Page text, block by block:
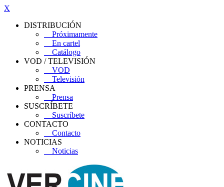
X
DISTRIBUCIÓN
Próximamente
En cartel
Catálogo
VOD / TELEVISIÓN
VOD
Televisión
PRENSA
Prensa
SUSCRÍBETE
Suscríbete
CONTACTO
Contacto
NOTICIAS
Noticias